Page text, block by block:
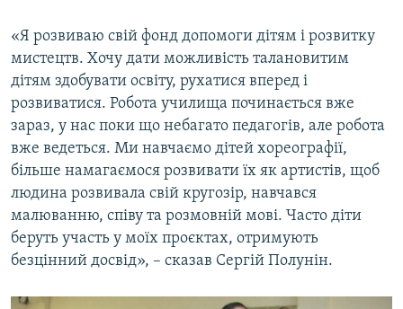
«Я розвиваю свій фонд допомоги дітям і розвитку
мистецтв. Хочу дати можливість талановитим
дітям здобувати освіту, рухатися вперед і
розвиватися. Робота училища починається вже
зараз, у нас поки що небагато педагогів, але робота
вже ведеться. Ми навчаємо дітей хореографії,
більше намагаємося розвивати їх як артистів, щоб
людина розвивала свій кругозір, навчався
малюванню, співу та розмовній мові. Часто діти
беруть участь у моїх проєктах, отримують
безцінний досвід», – сказав Сергій Полунін.